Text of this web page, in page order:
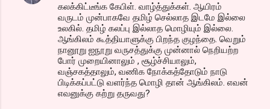
கலக்கிட்டீங்க கேபிள். வாழ்த்துக்கள். ஆயிரம்
வருடம் முன்பாகவே தமிழ் செல்லாத இடமே இல்லை
உலகில். தமிழ் கலப்பு இல்லாத மொழியும் இல்லை.
ஆங்கிலம் கூத்தியாளுக்கு பிறந்த குழந்தை. வெறும்
நானூறு ஐநூறு வருசத்துக்கு முன்னால் நெறியற்ற
போர் முறையினாலும் , சூழ்ச்சியாலும்,
வஞ்சகத்தாலும், வணிக நோக்கத்தோடும் நாடு
பிடிக்கப்பட்டு வளர்ந்த மொழி தான் ஆங்கிலம். எவன்
எவனுக்கு கற்று தருவது?